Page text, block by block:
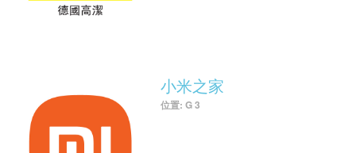
小米之家
位置: G 3